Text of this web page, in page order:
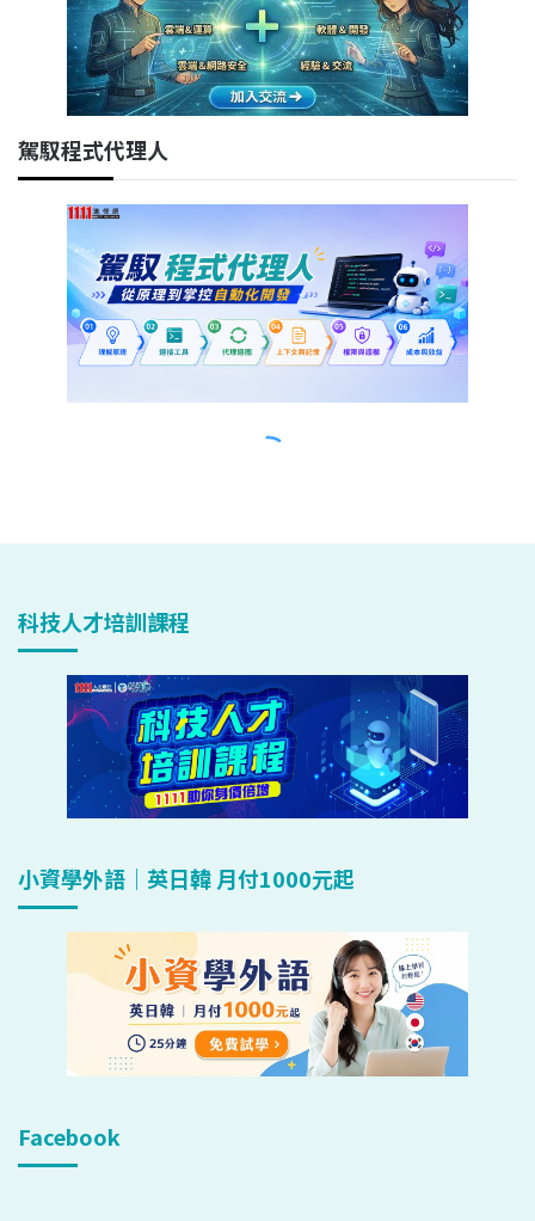
科技人才培訓課程
小資學外語｜英日韓 月付1000元起
Facebook